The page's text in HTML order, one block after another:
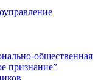
общественная
признание”